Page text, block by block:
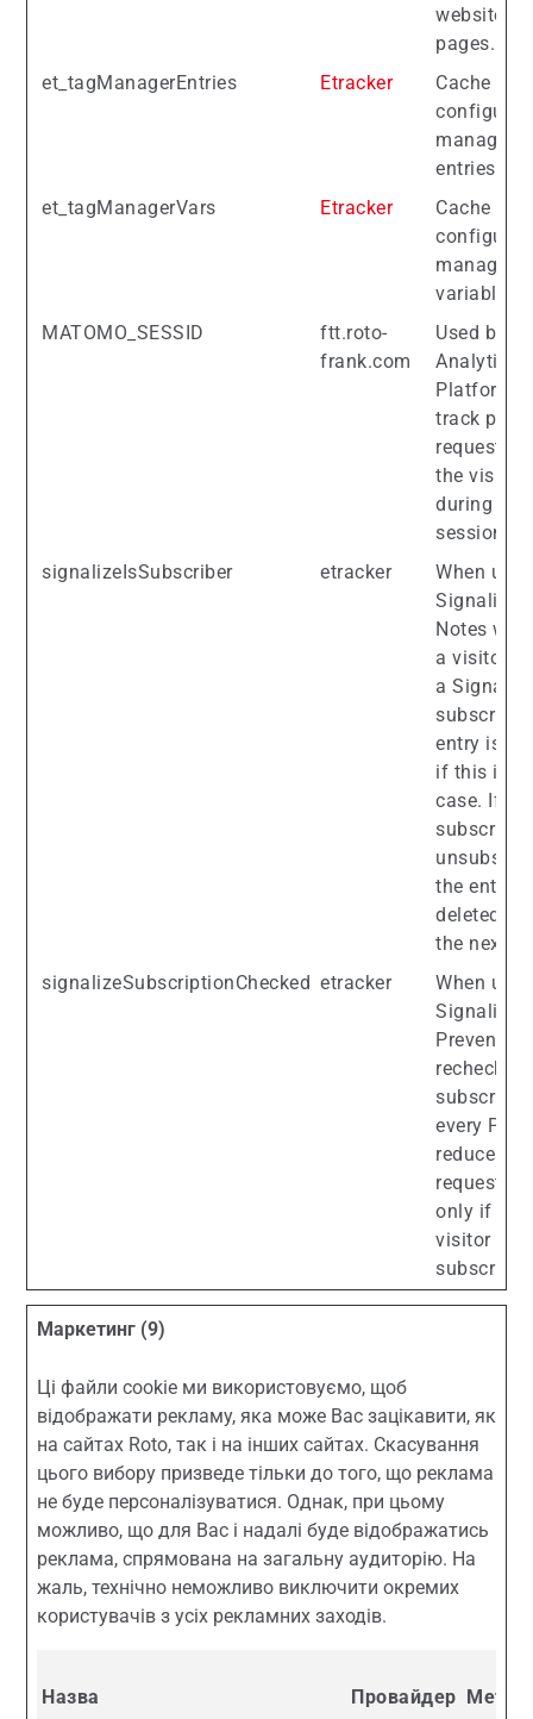
website's
pages.
et_tagManagerEntries
Etracker
Cache for
manager
entries.
et_tagManagerVars
Etracker
Cache for
manager
variables.
MATOMO_SESSID
ftt.roto-
frank.com
Used by
Analytics
Platform
track page
requests
the visitor
during the
session.
signalizeIsSubscriber
etracker
When
Signalize:
Notes
a visitor is
a
entry is
if this is
case. If the
subscriber
the entry is
deleted
the next
signalizeSubscriptionChecked etracker
When
Signalize:
Prevents
every PI →
reduces
requests.
only if the
visitor is a
subscriber.
Маркетинг (9)
Ці файли cookie ми використовуємо, щоб
відображати рекламу, яка може Вас зацікавити, як
на сайтах Roto, так і на інших сайтах. Скасування
цього вибору призведе тільки до того, що реклама
не буде персоналізуватися. Однак, при цьому
можливо, що для Вас і надалі буде відображатись
реклама, спрямована на загальну аудиторію. На
жаль, технічно неможливо виключити окремих
користувачів з усіх рекламних заходів.
Назва Провайдер Мета